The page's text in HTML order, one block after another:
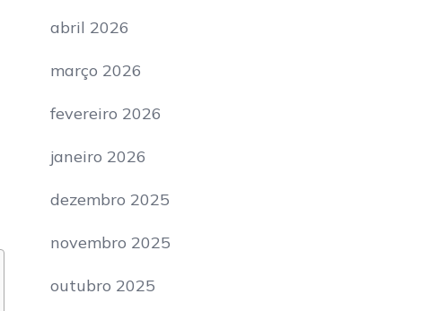
abril 2026
março 2026
fevereiro 2026
janeiro 2026
dezembro 2025
novembro 2025
outubro 2025